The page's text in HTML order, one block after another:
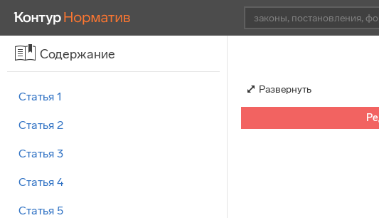
Содержание
Статья 1
Статья 2
Статья 3
Статья 4
Статья 5
Развернуть